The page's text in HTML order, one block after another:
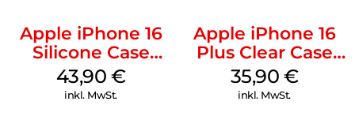
Apple iPhone 16
Silicone Case
MagSafe Plum
43,90 €
inkl. MwSt.
Apple iPhone 16
Plus Clear Case
MagSafe
Transparent
35,90 €
inkl. MwSt.